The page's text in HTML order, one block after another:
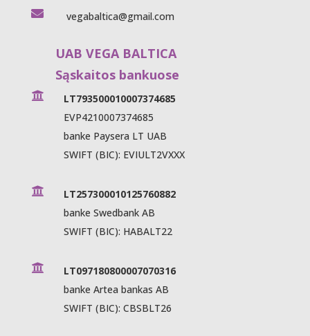
 vegabaltica@gmail.com
UAB VEGA BALTICA
Sąskaitos bankuose

LT793500010007374685
EVP4210007374685
banke Paysera LT UAB
SWIFT (BIC): EVIULT2VXXX

LT257300010125760882
banke Swedbank AB
SWIFT (BIC): HABALT22

LT097180800007070316
banke Artea bankas AB
SWIFT (BIC): CBSBLT26